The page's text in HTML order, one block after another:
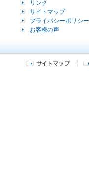
リンク
サイトマップ
プライバシーポリシー
お客様の声